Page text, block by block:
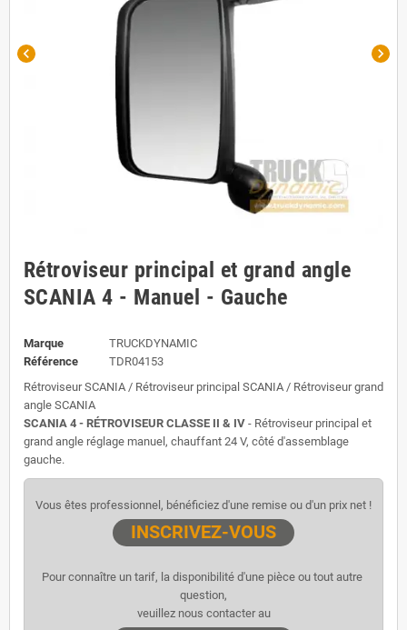
chevron_left chevron_right
Rétroviseur principal et grand angle
SCANIA 4 - Manuel - Gauche
Marque
TRUCKDYNAMIC
Référence
TDR04153
Rétroviseur SCANIA / Rétroviseur principal SCANIA / Rétroviseur grand
angle SCANIA
SCANIA 4 - RÉTROVISEUR CLASSE II & IV - Rétroviseur principal et
grand angle réglage manuel, chauffant 24 V, côté d'assemblage
gauche.
Vous êtes professionnel, bénéficiez d'une remise ou d'un prix net !
INSCRIVEZ-VOUS
Pour connaître un tarif, la disponibilité d'une pièce ou tout autre
question,
veuillez nous contacter au